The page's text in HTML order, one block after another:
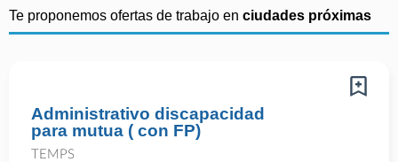
Te proponemos ofertas de trabajo en ciudades próximas
Administrativo discapacidad
para mutua ( con FP)
TEMPS